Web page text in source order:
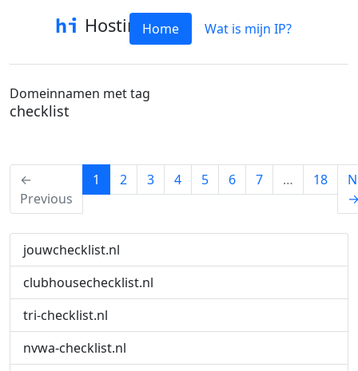
HostinfoHome Wat is mijn IP?
Domeinnamen met tag
checklist
←
Previous
1 (current)
2 3 4 5 6 7 … 18
jouwchecklist.nl
clubhousechecklist.nl
tri-checklist.nl
nvwa-checklist.nl